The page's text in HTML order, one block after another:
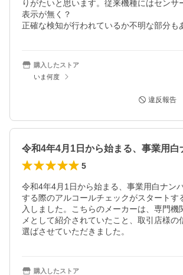
りがたいと思います。従来機種にはセンサ
表示が無く？
正確な検知が行われているか不明な部分も
購入したストア
いま何度
違反報告
令和4年4月1日から始まる、事業用
5
令和4年4月1日から始まる、事業用白ナン
する際のアルコールチェックがスタートす
入しました。こちらのメーカーは、専門機
メとして紹介されていたこと、取引店様の
選ばさせていただきました。
購入したストア